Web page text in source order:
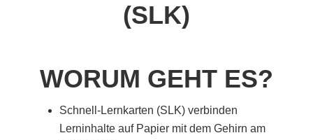
(SLK)
WORUM GEHT ES?
Schnell-Lernkarten (SLK) verbinden
Lerninhalte auf Papier mit dem Gehirn am